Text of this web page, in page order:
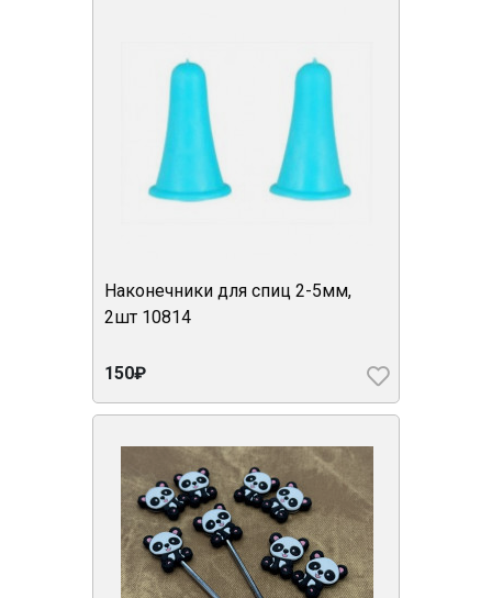
Наконечники для спиц 2-5мм,
2шт 10814
150₽